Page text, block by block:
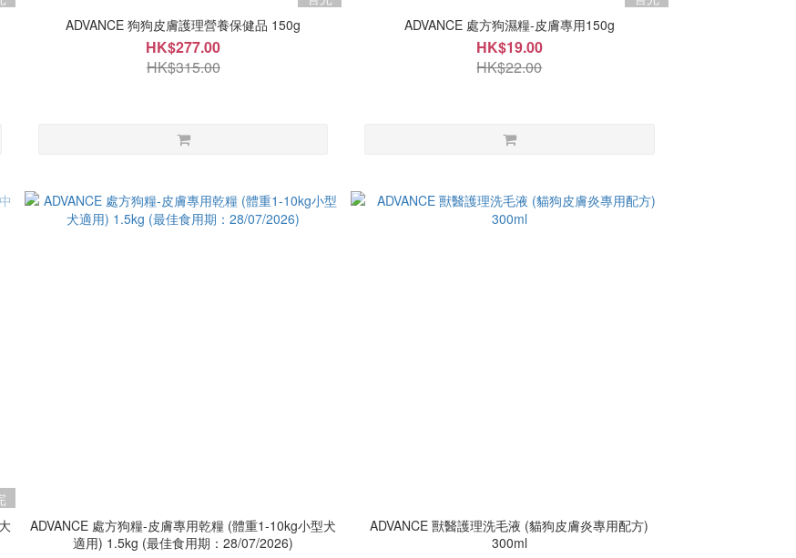
ADVANCE 狗狗皮膚護理營養保健品 150g
HK$277.00
HK$315.00
ADVANCE 處方狗濕糧-皮膚專用150g
HK$19.00
HK$22.00
ADVANCE 處方狗糧-皮膚專用乾糧 (體重1-10kg小型犬
適用) 1.5kg (最佳食用期：28/07/2026)
ADVANCE 獸醫護理洗毛液 (貓狗皮膚炎專用配方)
300ml